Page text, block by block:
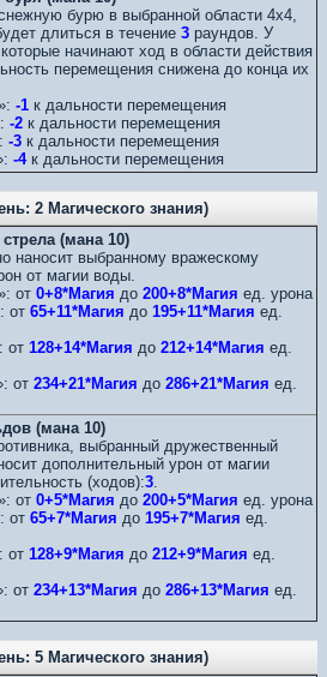
бурю в выбранной области 4х4,
длиться в течение 3 раундов. У
начинают ход в области действия
перемещения снижена до конца их
-1 к дальности перемещения
-2 к дальности перемещения
-3 к дальности перемещения
-4к дальности перемещения
2 Магического знания)
(мана 10)
наносит выбранному вражескому
от магии воды.
от 0+8*Магия до 200+8*Магия ед. урона
от 65+11*Магия до 195+11*Магия ед.
от 128+14*Магия до 212+14*Магия ед.
от 234+21*Магия до 286+21*Магия ед.
(мана 10)
выбранный дружественный
дополнительный урон от магии
(ходов):3
от 0+5*Магия до 200+5*Магия ед. урона
от 65+7*Магия до 195+7*Магия ед.
от 128+9*Магия до 212+9*Магия ед.
от 234+13*Магия до 286+13*Магия ед.
5 Магического знания)